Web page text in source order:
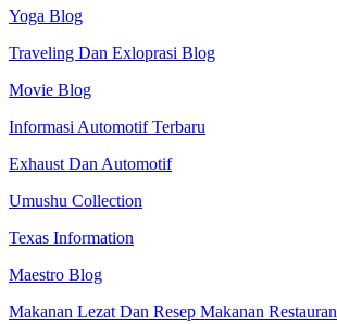
Yoga Blog
Traveling Dan Exloprasi Blog
Movie Blog
Informasi Automotif Terbaru
Exhaust Dan Automotif
Umushu Collection
Texas Information
Maestro Blog
Makanan Lezat Dan Resep Makanan Restauran